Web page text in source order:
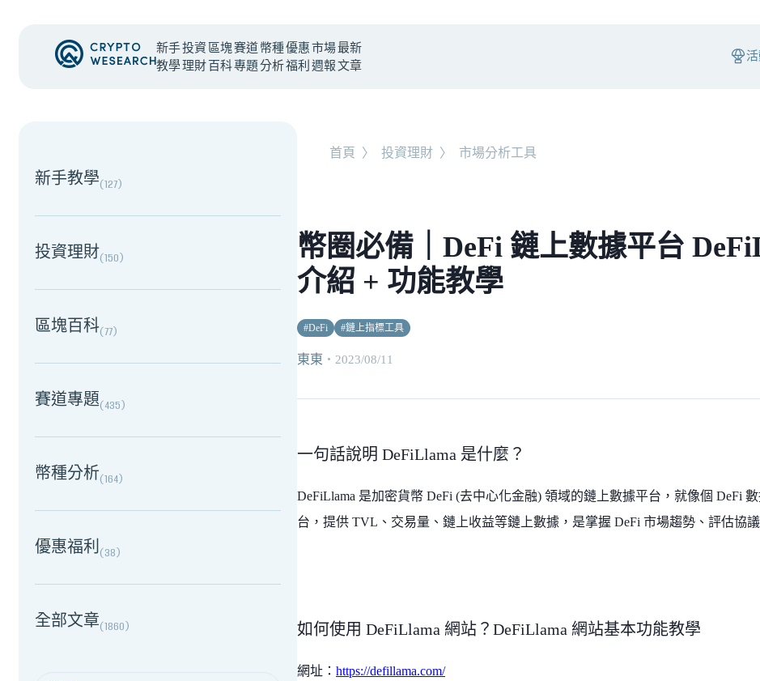
新手
教學
投資
理財
區塊
百科
賽道
專題
幣種
分析
優惠
福利
市場
週報
最新
文章
NEW EVENT
新手教學(127)
投資理財(150)
區塊百科(77)
賽道專題(435)
幣種分析(164)
優惠福利(38)
全部文章(1860)
首頁 〉 投資理財 〉 市場分析工具
幣圈必備｜DeFi 鏈上數據平台
介紹 + 功能教學
#DeFi #鏈上指標工具
東東 ・ 2023/08/11
一句話說明 DeFiLlama 是什麼？
DeFiLlama 是加密貨幣 DeFi (去中心化金融) 領域的鏈上數據平台，就像個 DeFi 數
台，提供 TVL 、交易量、鏈上收益等鏈上數據，是掌握 DeFi 市場趨勢、評估協
如何使用 DeFiLlama 網站？DeFiLlama 網站基本功能教學
網址： https://defillama.com/